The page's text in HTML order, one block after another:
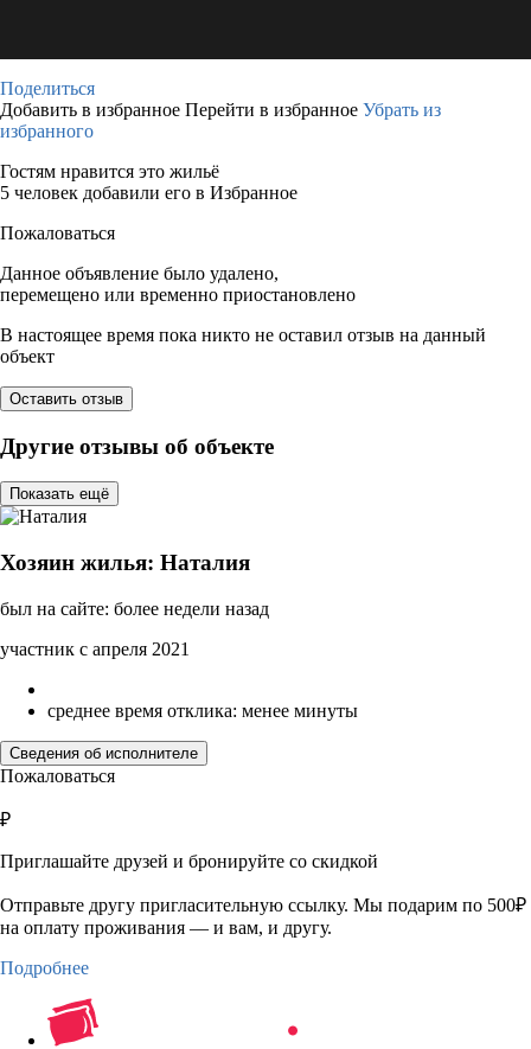
Поделиться
Добавить в избранное Перейти в избранное Убрать из
избранного
Гостям нравится это жильё
5 человек добавили его в Избранное
Пожаловаться
Данное объявление было удалено,
перемещено или временно приостановлено
В настоящее время пока никто не оставил отзыв на данный
объект
Оставить отзыв
Другие отзывы об объекте
Показать ещё
Хозяин жилья: Наталия
был на сайте: более недели назад
участник с апреля 2021
среднее время отклика: менее минуты
Сведения об исполнителе
Пожаловаться
₽
Приглашайте друзей и бронируйте со скидкой
Отправьте другу пригласительную ссылку. Мы подарим по 500₽
на оплату проживания — и вам, и другу.
Подробнее